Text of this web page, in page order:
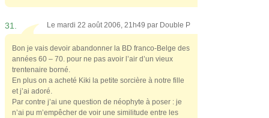
31. Le mardi 22 août 2006, 21h49 par Double P
Bon je vais devoir abandonner la BD franco-Belge des
années 60 – 70. pour ne pas avoir l’air d’un vieux
trentenaire borné.
En plus on a acheté Kiki la petite sorcière à notre fille
et j’ai adoré.
Par contre j’ai une question de néophyte à poser : je
n’ai pu m’empêcher de voir une similitude entre les